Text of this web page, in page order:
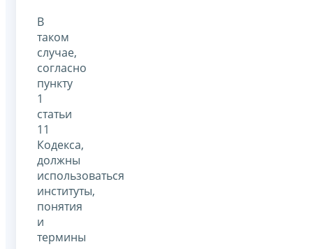
В
таком
случае,
согласно
пункту
1
статьи
11
Кодекса,
должны
использоваться
институты,
понятия
и
термины